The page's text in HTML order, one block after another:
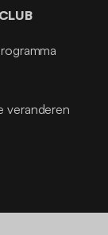
veranderen